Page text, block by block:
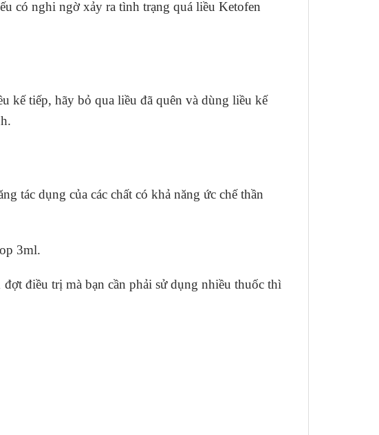
có nghi ngờ xảy ra tình trạng quá liều Ketofen
kế tiếp, hãy bỏ qua liều đã quên và dùng liều kế
tác dụng của các chất có khả năng ức chế thần
3ml.
điều trị mà bạn cần phải sử dụng nhiều thuốc thì